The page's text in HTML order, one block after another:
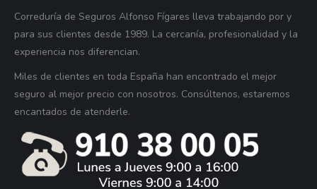
Correduría de Seguros Alfonso Fígares lleva trabajando por y
para sus clientes desde 1989. La cercanía, profesionalidad y la
experiencia nos diferencian.
Miles de clientes en toda España han encontrado el mejor
seguro al mejor precio con nosotros. Consúltenos, estaremos
encantados de atenderle.